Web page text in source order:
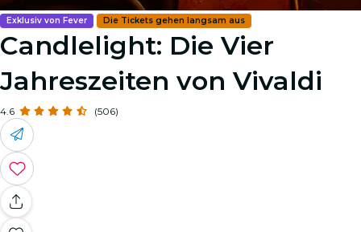
Exklusiv von Fever Die Tickets gehen langsam aus
Candlelight: Die Vier
Jahreszeiten von Vivaldi
4.6 (506)